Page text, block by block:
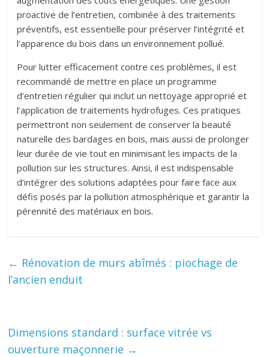
proactive de l’entretien, combinée à des traitements
préventifs, est essentielle pour préserver l’intégrité et
l’apparence du bois dans un environnement pollué.
Pour lutter efficacement contre ces problèmes, il est
recommandé de mettre en place un programme
d’entretien régulier qui inclut un nettoyage approprié et
l’application de traitements hydrofuges. Ces pratiques
permettront non seulement de conserver la beauté
naturelle des bardages en bois, mais aussi de prolonger
leur durée de vie tout en minimisant les impacts de la
pollution sur les structures. Ainsi, il est indispensable
d’intégrer des solutions adaptées pour faire face aux
défis posés par la pollution atmosphérique et garantir la
pérennité des matériaux en bois.
← Rénovation de murs abîmés : piochage de
l’ancien enduit
Dimensions standard : surface vitrée vs
ouverture maçonnerie →